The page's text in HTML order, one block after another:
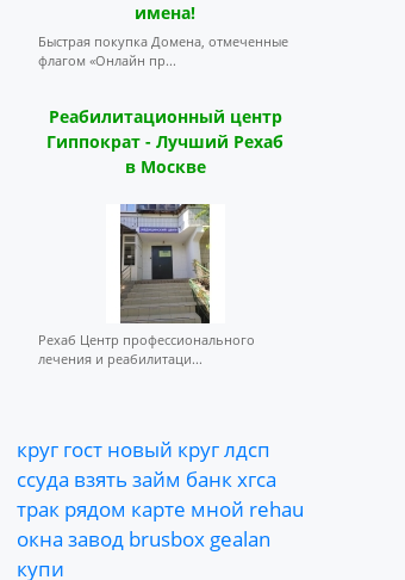
имена!
Быстрая покупка Домена, отмеченные
флагом «Онлайн пр...
Реабилитационный центр
Гиппократ - Лучший Рехаб
в Москве
Рехаб Центр профессионального
лечения и реабилитаци...
круг гост новый круглдсп
ссуда взять займ банкхгса
трак рядом карте мной rehau
окна завод brusbox gealan
купи